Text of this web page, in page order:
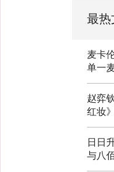
最热
麦卡
单一
赵弈
红妆
日日
与八